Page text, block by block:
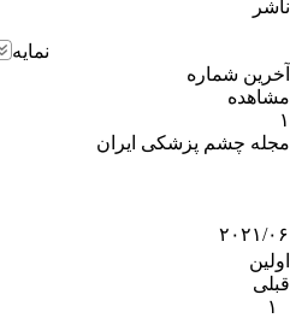
ناشر
نمایه
آخرین شماره
مشاهده
۱
مجله چشم پزشکی ایران
۲۰۲۱/۰۶
اولین
قبلی
۱